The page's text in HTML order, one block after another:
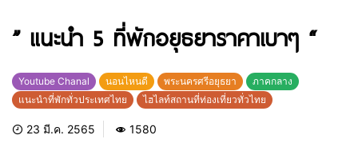
” แนะนำ 5 ที่พักอยุธยาราคาเบาๆ “
Youtube Chanal นอนไหนดี พระนครศรีอยุธยา
ภาคกลาง
แนะนำที่พักทั่วประเทศไทย
ไฮไลท์สถานที่ท่องเที่ยวทั่วไทย
23 มี.ค. 2565 1580